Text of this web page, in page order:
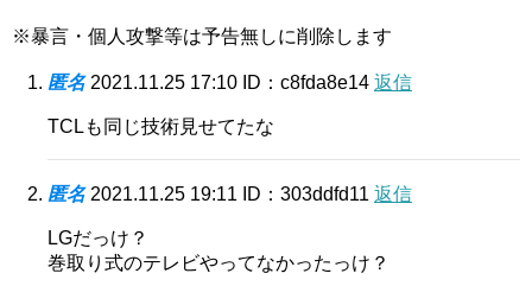
※暴言・個人攻撃等は予告無しに削除します
匿名 2021.11.25 17:10 ID：c8fda8e14 返信
TCLも同じ技術見せてたな
匿名 2021.11.25 19:11 ID：303ddfd11 返信
LGだっけ？
巻取り式のテレビやってなかったっけ？